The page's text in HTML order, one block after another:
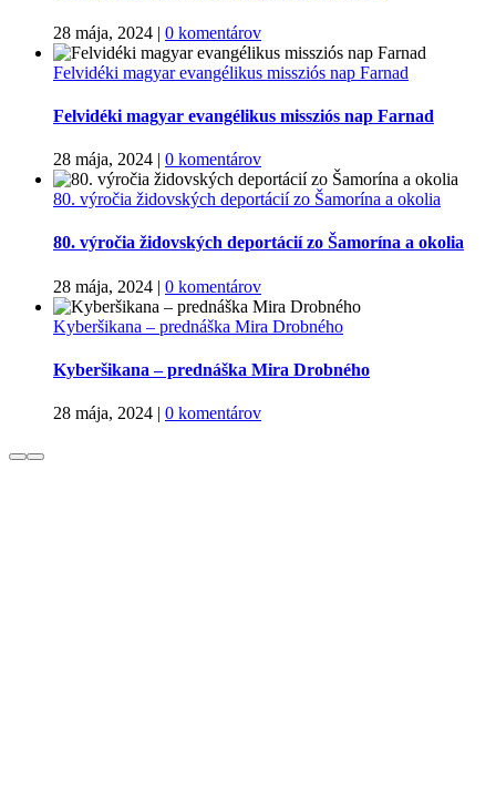
28 mája, 2024 | 0 komentárov
Felvidéki magyar evangélikus missziós nap Farnad
Felvidéki magyar evangélikus missziós nap Farnad
28 mája, 2024 | 0 komentárov
80. výročia židovských deportácií zo Šamorína a okolia
80. výročia židovských deportácií zo Šamorína a okolia
28 mája, 2024 | 0 komentárov
Kyberšikana – prednáška Mira Drobného
Kyberšikana – prednáška Mira Drobného
28 mája, 2024 | 0 komentárov